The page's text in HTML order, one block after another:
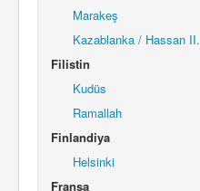
Marakeş
Kazablanka / Hassan II.
Filistin
Kudüs
Ramallah
Finlandiya
Helsinki
Fransa